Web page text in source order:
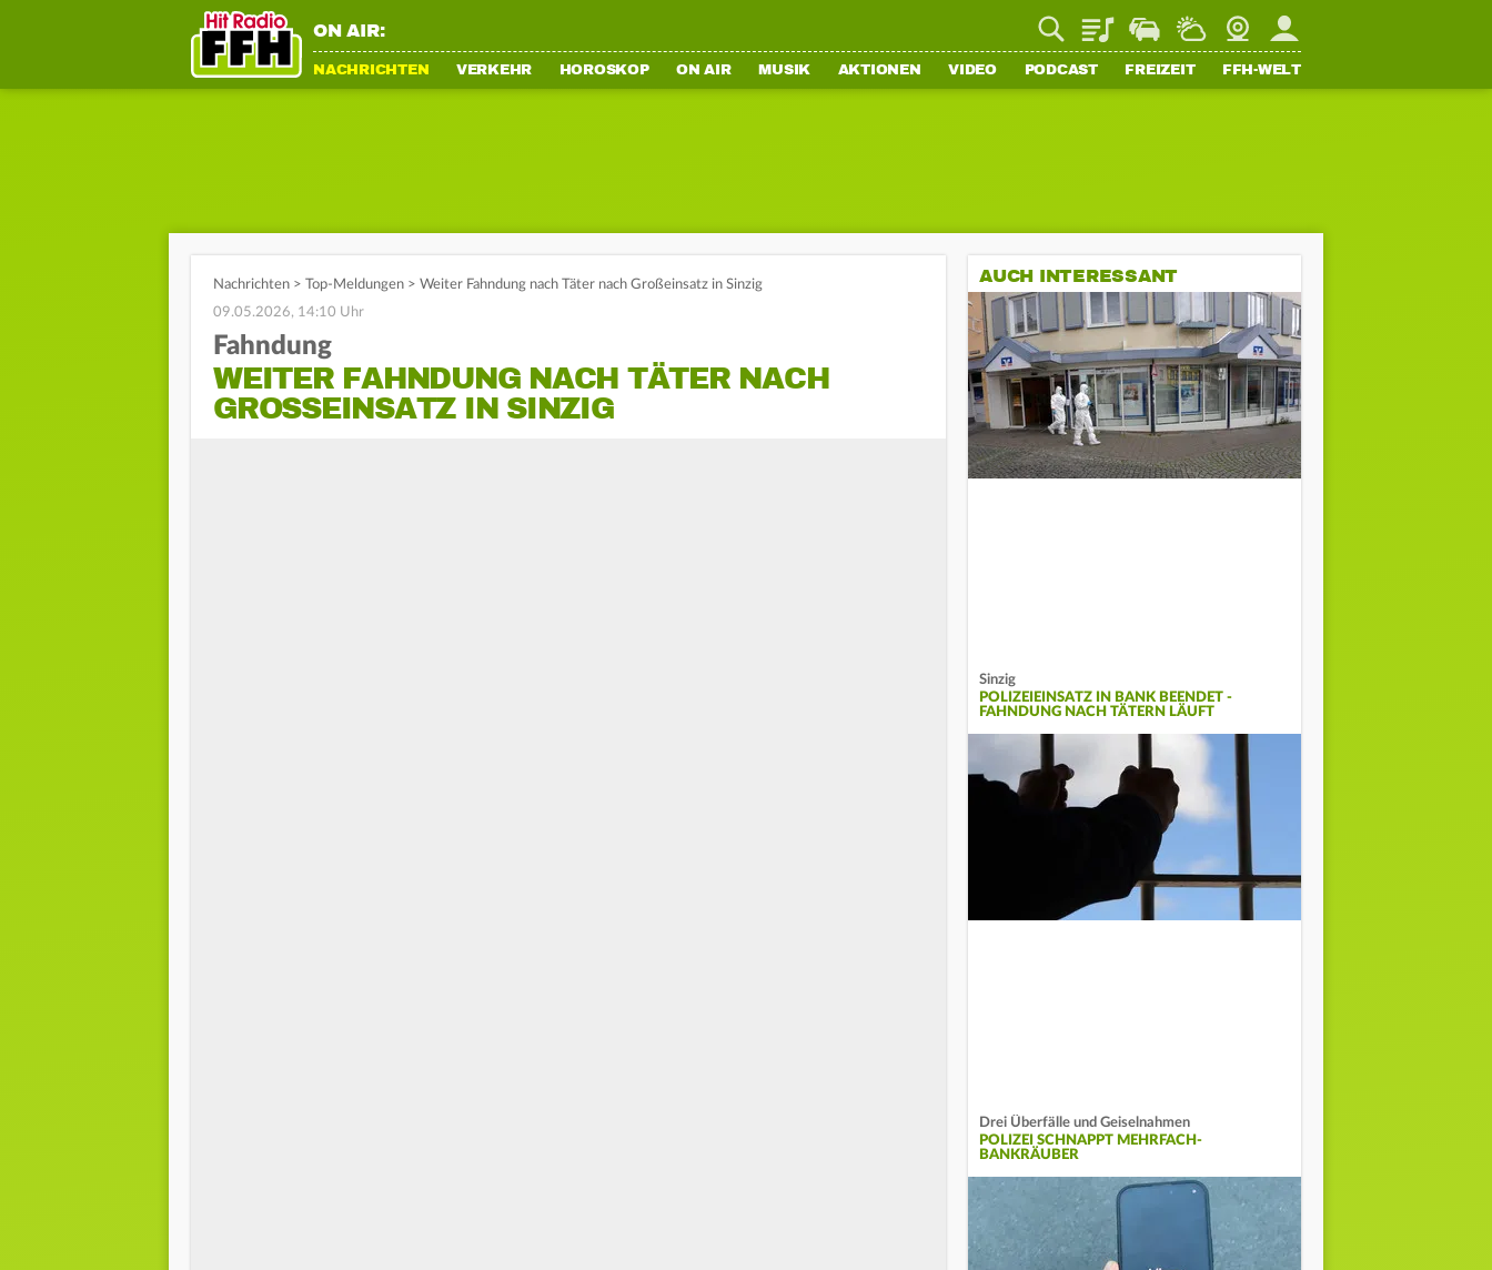
ON AIR: PlaylistStaupilotWetterWebcamMein FFH
NACHRICHTEN VERKEHR HOROSKOP ON AIR MUSIK AKTIONEN VIDEO PODCAST FREIZEIT FFH-WELT
Nachrichten > Top-Meldungen > Weiter Fahndung nach Täter nach Großeinsatz in Sinzig
09.05.2026, 14:10 Uhr
Fahndung
WEITER FAHNDUNG NACH TÄTER NACH
GROSSEINSATZ IN SINZIG
AUCH INTERESSANT
Sinzig
POLIZEIEINSATZ IN BANK BEENDET -
FAHNDUNG NACH TÄTERN LÄUFT
Drei Überfälle und Geiselnahmen
POLIZEI SCHNAPPT MEHRFACH-
BANKRÄUBER